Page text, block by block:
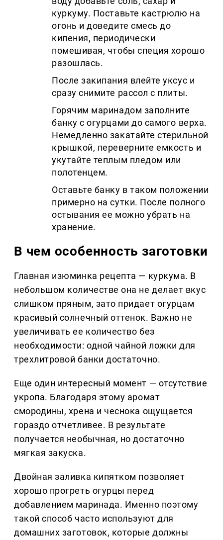
куркуму. Поставьте кастрюлю на
огонь и доведите смесь до
кипения, периодически
помешивая, чтобы специя хорошо
разошлась.
После закипания влейте уксус и
сразу снимите рассол с плиты.
Горячим маринадом заполните
банку с огурцами до самого верха.
Немедленно закатайте стерильной
крышкой, переверните емкость и
укутайте теплым пледом или
полотенцем.
Оставьте банку в таком положении
примерно на сутки. После полного
остывания ее можно убрать на
хранение.
В чем особенность заготовки
Главная изюминка рецепта — куркума. В
небольшом количестве она не делает вкус
слишком пряным, зато придает огурцам
красивый солнечный оттенок. Важно не
увеличивать ее количество без
необходимости: одной чайной ложки для
трехлитровой банки достаточно.
Еще один интересный момент — отсутствие
укропа. Благодаря этому аромат
смородины, хрена и чеснока ощущается
гораздо отчетливее. В результате
получается необычная, но достаточно
мягкая закуска.
Двойная заливка кипятком позволяет
хорошо прогреть огурцы перед
добавлением маринада. Именно поэтому
такой способ часто используют для
домашних заготовок, которые должны